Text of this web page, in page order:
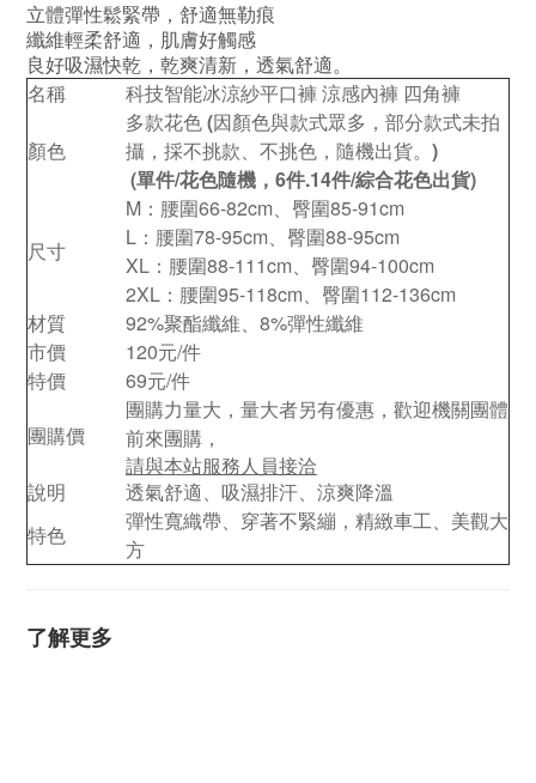
立體彈性鬆緊帶，舒適無勒痕
纖維輕柔舒適，肌膚好觸感
良好吸濕快乾，乾爽清新，透氣舒適。
名稱 科技智能冰涼紗平口褲 涼感內褲 四角褲
顏色
多款花色(因顏色與款式眾多，部分款式未拍
攝，採不挑款、不挑色，隨機出貨。 )
(單件/花色隨機，6件.14件/綜合花色出貨)
尺寸
M： 腰圍66-82cm、臀圍85-91cm
L： 腰圍78-95cm、臀圍88-95cm
XL： 腰圍88-111cm、臀圍94-100cm
2XL： 腰圍95-118cm、 臀圍112-136cm
材質
92%聚酯纖維、8%彈性纖維
市價
120元/件
特價
69元/件
團購價
團購力量大，量大者另有優惠，歡迎機關團體
前來團購，
請與本站服務人員接洽
說明
透氣舒適、吸濕排汗、涼爽降溫
特色
彈性寬織帶、穿著不緊繃，精緻車工、美觀大
方
了解更多